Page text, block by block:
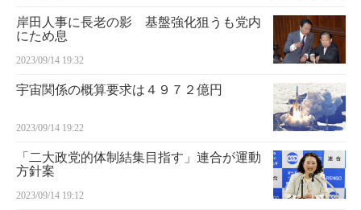
岸田人事に長老の影 基盤強化狙うも党内
にため息
2023/09/14 19:32
宇宙関係の概算要求は４９７２億円
2023/09/14 19:22
「二大政党的体制結集目指す」連合が運動
方針案
2023/09/14 19:12